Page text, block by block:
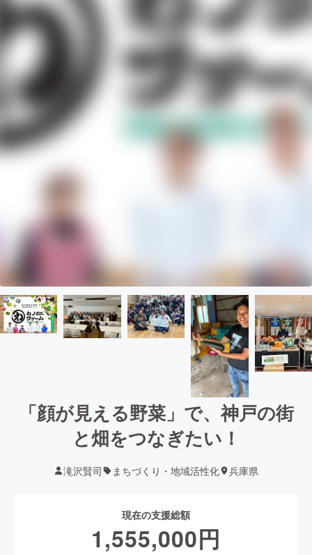
「顔が見える野菜」で、神戸の街
と畑をつなぎたい！
滝沢賢司 まちづくり・地域活性化 兵庫県
現在の支援総額
1,555,000円